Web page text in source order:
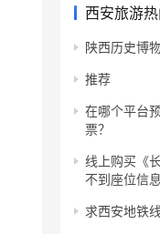
西安旅游
陕西历史博
推荐
在哪个平台
票？
线上购买《
不到座位信
求西安地铁